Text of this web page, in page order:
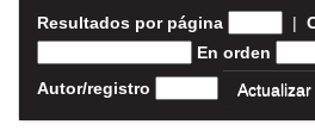
Resultados por página |
En orden
Autor/registro